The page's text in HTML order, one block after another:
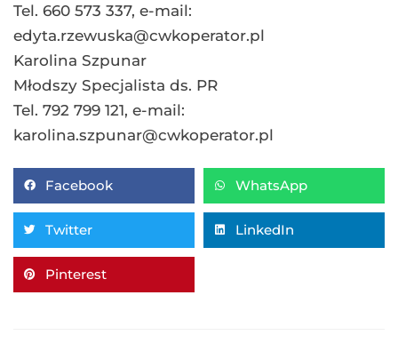
Tel. 660 573 337, e-mail:
edyta.rzewuska@cwkoperator.pl
Karolina Szpunar
Młodszy Specjalista ds. PR
Tel. 792 799 121, e-mail:
karolina.szpunar@cwkoperator.pl
Facebook WhatsApp
Twitter LinkedIn
Pinterest